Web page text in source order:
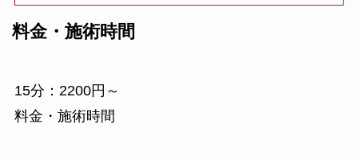
料金・施術時間
15分：2200円～
料金・施術時間